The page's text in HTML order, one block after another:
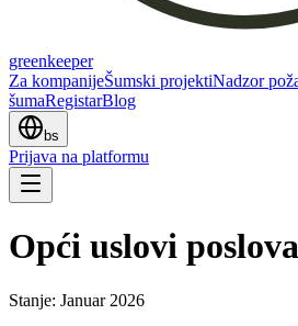
greenkeeper
Za kompanijeŠumski projektiNadzor
šumaRegistarBlog
bs
Prijava na platformu
Opći uslovi
Stanje: Januar 2026